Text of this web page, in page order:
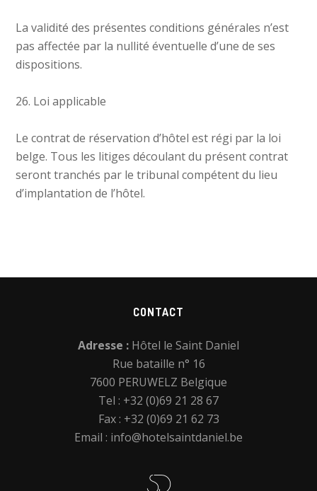
La validité des présentes conditions générales n’est
pas affectée par la nullité éventuelle d’une de ses
dispositions.
26. Loi applicable
Le contrat de réservation d’hôtel est régi par la loi
belge. Tous les litiges découlant du présent contrat
seront tranchés par le tribunal compétent du lieu
d’implantation de l’hôtel.
CONTACT
Adresse : Hôtel le Saint Daniel
Rue bataille n° 16
7600 PERUWELZ Belgique
Tel : +32 (0)69 21 28 67
Fax : +32 (0)69 21 62 73
Email : info@hotelsaintdaniel.be